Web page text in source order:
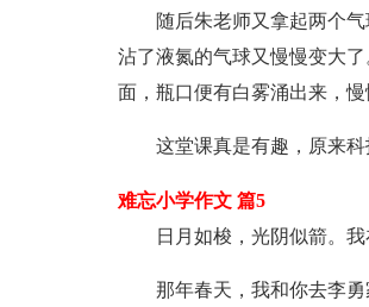
随后朱老师又拿起两个
沾了液氮的气球又慢慢变大
面，瓶口便有白雾涌出来，
这堂课真是有趣，原来
难忘小学作文 篇5
日月如梭，光阴似箭。
那年春天，我和你去李